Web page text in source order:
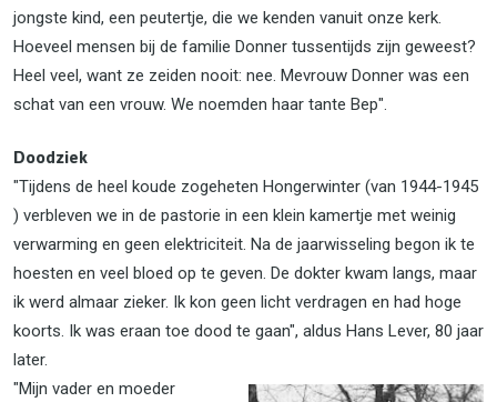
jongste kind, een peutertje, die we kenden vanuit onze kerk.
Hoeveel mensen bij de familie Donner tussentijds zijn geweest?
Heel veel, want ze zeiden nooit: nee. Mevrouw Donner was een
schat van een vrouw. We noemden haar tante Bep".
Doodziek
"Tijdens de heel koude zogeheten Hongerwinter (van 1944-1945
) verbleven we in de pastorie in een klein kamertje met weinig
verwarming en geen elektriciteit. Na de jaarwisseling begon ik te
hoesten en veel bloed op te geven. De dokter kwam langs, maar
ik werd almaar zieker. Ik kon geen licht verdragen en had hoge
koorts. Ik was eraan toe dood te gaan", aldus Hans Lever, 80 jaar
later.
"Mijn vader en moeder